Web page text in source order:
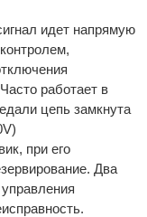
идет напрямую
работает в
цепь замкнута
при его
Два